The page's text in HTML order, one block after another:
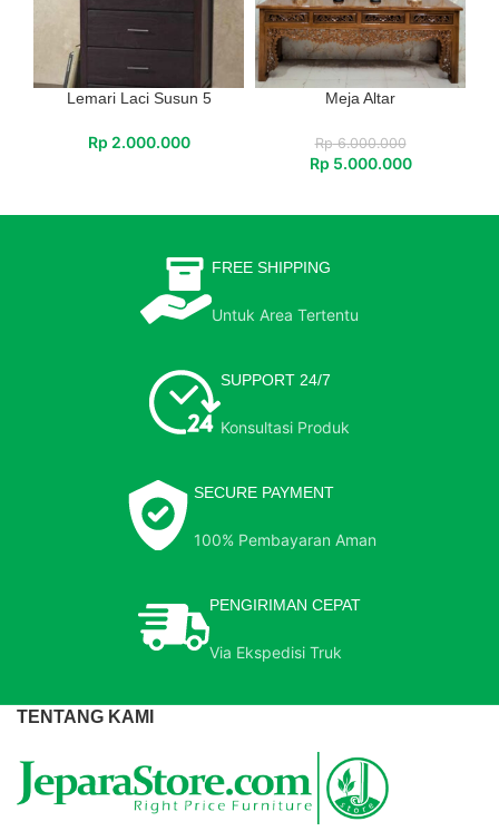
Lemari Laci Susun 5
Rp 2.000.000
Meja Altar
Rp6.000.000
Rp 5.000.000
FREE SHIPPING
Untuk Area Tertentu
SUPPORT 24/7
Konsultasi Produk
SECURE PAYMENT
100% Pembayaran Aman
PENGIRIMAN CEPAT
Via Ekspedisi Truk
TENTANG KAMI